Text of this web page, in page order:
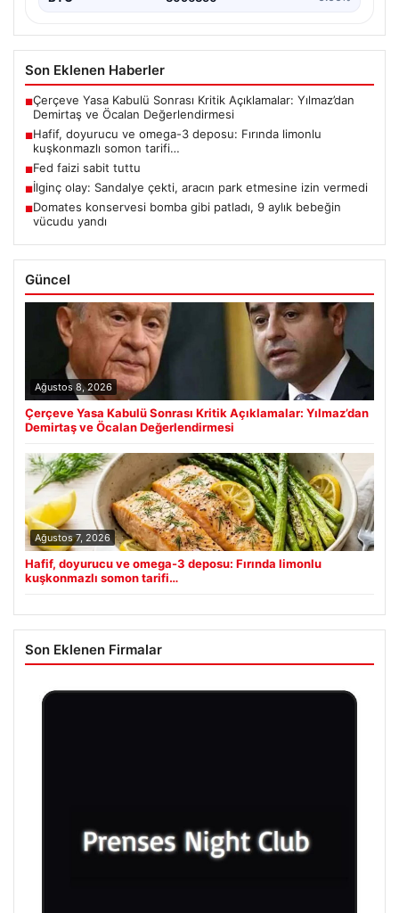
Son Eklenen Haberler
■Çerçeve Yasa Kabulü Sonrası Kritik Açıklamalar: Yılmaz’dan
Demirtaş ve Öcalan Değerlendirmesi
■Hafif, doyurucu ve omega-3 deposu: Fırında limonlu
kuşkonmazlı somon tarifi…
■Fed faizi sabit tuttu
■İlginç olay: Sandalye çekti, aracın park etmesine izin vermedi
■Domates konservesi bomba gibi patladı, 9 aylık bebeğin
vücudu yandı
Güncel
Ağustos 8, 2026
Çerçeve Yasa Kabulü Sonrası Kritik Açıklamalar: Yılmaz’dan
Demirtaş ve Öcalan Değerlendirmesi
Ağustos 7, 2026
Hafif, doyurucu ve omega-3 deposu: Fırında limonlu
kuşkonmazlı somon tarifi…
Son Eklenen Firmalar